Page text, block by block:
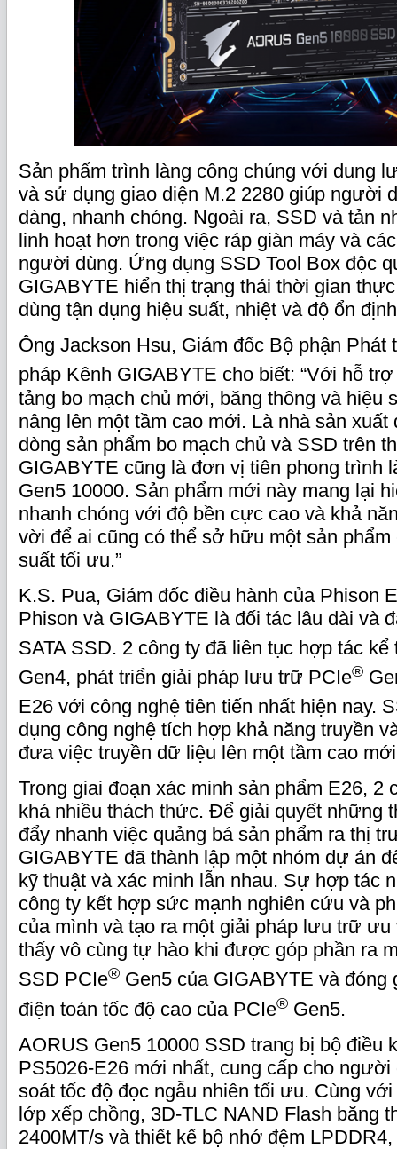
Sản phẩm trình làng công chúng với dung
và sử dụng giao diện M.2 2280 giúp người
dàng, nhanh chóng. Ngoài ra, SSD và tản
linh hoạt hơn trong việc ráp giàn máy và
người dùng. Ứng dụng SSD Tool Box độc
GIGABYTE hiển thị trạng thái thời gian
dùng tận dụng hiệu suất, nhiệt và độ ổn
Ông Jackson Hsu, Giám đốc Bộ phận Phát
pháp Kênh GIGABYTE cho biết: “Với hỗ
tảng bo mạch chủ mới, băng thông và hiệu
nâng lên một tầm cao mới. Là nhà sản xuất
dòng sản phẩm bo mạch chủ và SSD trên
GIGABYTE cũng là đơn vị tiên phong trình
Gen5 10000. Sản phẩm mới này mang lại
nhanh chóng với độ bền cực cao và khả
vời để ai cũng có thể sở hữu một sản
suất tối ưu.”
K.S. Pua, Giám đốc điều hành của Phison
Phison và GIGABYTE là đối tác lâu dài và
SATA SSD. 2 công ty đã liên tục hợp tác
Gen4, phát triển giải pháp lưu trữ PCIe®
E26 với công nghệ tiên tiến nhất hiện nay.
dụng công nghệ tích hợp khả năng truyền
đưa việc truyền dữ liệu lên một tầm cao
Trong giai đoạn xác minh sản phẩm E26, 2
khá nhiều thách thức. Để giải quyết những
đẩy nhanh việc quảng bá sản phẩm ra thị
GIGABYTE đã thành lập một nhóm dự án
kỹ thuật và xác minh lẫn nhau. Sự hợp tác
công ty kết hợp sức mạnh nghiên cứu và
của mình và tạo ra một giải pháp lưu trữ ưu
thấy vô cùng tự hào khi được góp phần ra
SSD PCIe® Gen5 của GIGABYTE và đóng
điện toán tốc độ cao của PCIe® Gen5.
AORUS Gen5 10000 SSD trang bị bộ điều
PS5026-E26 mới nhất, cung cấp cho người
soát tốc độ đọc ngẫu nhiên tối ưu. Cùng
lớp xếp chồng, 3D-TLC NAND Flash băng
2400MT/s và thiết kế bộ nhớ đệm